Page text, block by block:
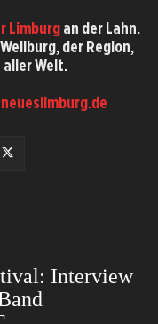
Limburgan der Lahn.
der Region,
aller Welt.
Interview